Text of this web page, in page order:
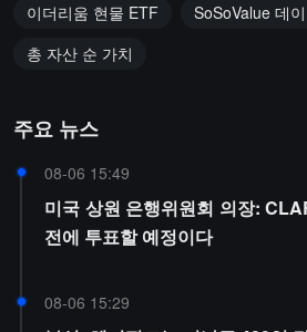
이더리움 현물 ETF
SoSoValue 데
총 자산 순 가치
주요 뉴스
08-06 15:49
미국 상원 은행위원회 의장:
전에 투표할 예정이다
08-06 15:29